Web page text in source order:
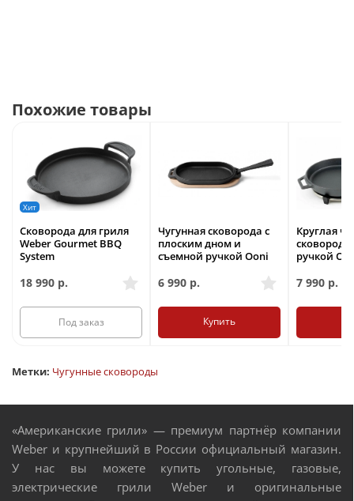
Похожие товары
Хит
Сковорода для гриля
Weber Gourmet BBQ
System
18 990 р.
Под заказ
Чугунная сковорода с
плоским дном и
съемной ручкой Ooni
6 990 р.
Купить
Круглая
ручкой
7 990 р.
Метки: Чугунные сковороды
«Американские грили» — премиум партнёр компании
Weber и крупнейший в России официальный магазин.
У нас вы можете купить угольные, газовые,
электрические грили Weber и оригинальные